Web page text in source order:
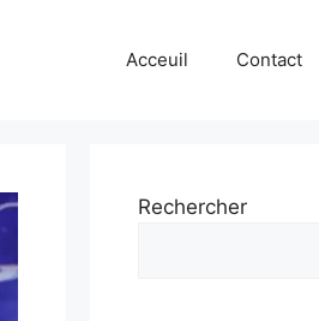
Acceuil Contact
Rechercher